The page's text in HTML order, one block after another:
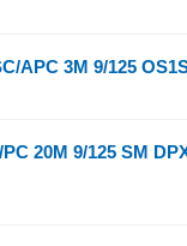
APC 3M 9/125
20M 9/125 SM